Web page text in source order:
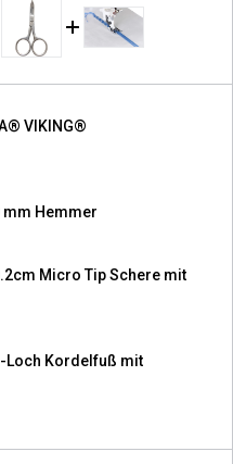
VIKING®
mm Hemmer
Micro Tip Schere mit
Loch Kordelfuß mit